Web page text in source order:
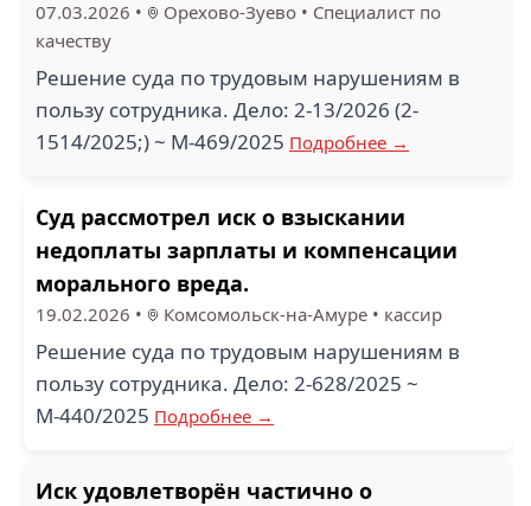
07.03.2026 • Орехово-Зуево • Специалист по
качеству
Решение суда по трудовым нарушениям в
пользу сотрудника. Дело: 2-13/2026 (2-
1514/2025;) ~ М-469/2025 Подробнее →
Суд рассмотрел иск о взыскании
недоплаты зарплаты и компенсации
морального вреда.
19.02.2026 • Комсомольск-на-Амуре • кассир
Решение суда по трудовым нарушениям в
пользу сотрудника. Дело: 2-628/2025 ~
М-440/2025 Подробнее →
Иск удовлетворён частично о